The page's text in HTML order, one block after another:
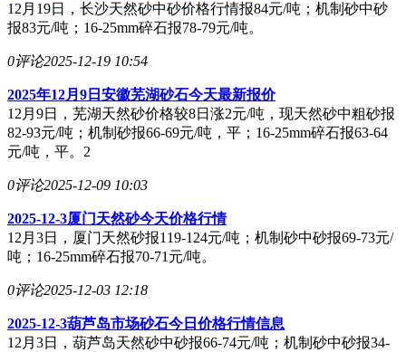
12月19日，长沙天然砂中砂价格行情报84元/吨；机制砂中砂
报83元/吨；16-25mm碎石报78-79元/吨。
0评论2025-12-19 10:54
2025年12月9日安徽芜湖砂石今天最新报价
12月9日，芜湖天然砂价格较8日涨2元/吨，现天然砂中粗砂报
82-93元/吨；机制砂报66-69元/吨，平；16-25mm碎石报63-64
元/吨，平。2
0评论2025-12-09 10:03
2025-12-3厦门天然砂今天价格行情
12月3日，厦门天然砂报119-124元/吨；机制砂中砂报69-73元/
吨；16-25mm碎石报70-71元/吨。
0评论2025-12-03 12:18
2025-12-3葫芦岛市场砂石今日价格行情信息
12月3日，葫芦岛天然砂中砂报66-74元/吨；机制砂中砂报34-